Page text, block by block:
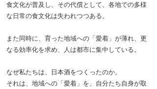
食文化が普及し、その代償として、各地での多様
な日常の食文化は失われつつある。
また同時に、育った地域への「愛着」が薄れ、更
なる効率化を求め、人は都市に集中している。
なぜ私たちは、日本酒をつくったのか。
それは、地域への「愛着」を、自分たち自身が取